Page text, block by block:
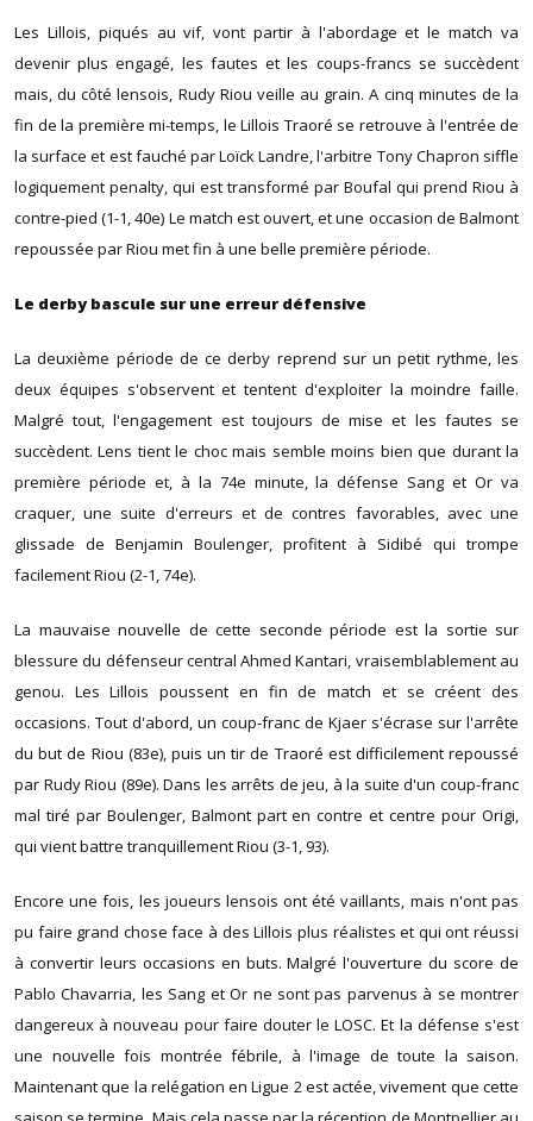
Les Lillois, piqués au vif, vont partir à l'abordage et le match va
devenir plus engagé, les fautes et les coups-francs se succèdent
mais, du côté lensois, Rudy Riou veille au grain. A cinq minutes de la
fin de la première mi-temps, le Lillois Traoré se retrouve à l'entrée de
la surface et est fauché par Loïck Landre, l'arbitre Tony Chapron siffle
logiquement penalty, qui est transformé par Boufal qui prend Riou à
contre-pied (1-1, 40e) Le match est ouvert, et une occasion de Balmont
repoussée par Riou met fin à une belle première période.
Le derby bascule sur une erreur défensive
La deuxième période de ce derby reprend sur un petit rythme, les
deux équipes s'observent et tentent d'exploiter la moindre faille.
Malgré tout, l'engagement est toujours de mise et les fautes se
succèdent. Lens tient le choc mais semble moins bien que durant la
première période et, à la 74e minute, la défense Sang et Or va
craquer, une suite d'erreurs et de contres favorables, avec une
glissade de Benjamin Boulenger, profitent à Sidibé qui trompe
facilement Riou (2-1, 74e).
La mauvaise nouvelle de cette seconde période est la sortie sur
blessure du défenseur central Ahmed Kantari, vraisemblablement au
genou. Les Lillois poussent en fin de match et se créent des
occasions. Tout d'abord, un coup-franc de Kjaer s'écrase sur l'arrête
du but de Riou (83e), puis un tir de Traoré est difficilement repoussé
par Rudy Riou (89e). Dans les arrêts de jeu, à la suite d'un coup-franc
mal tiré par Boulenger, Balmont part en contre et centre pour Origi,
qui vient battre tranquillement Riou (3-1, 93).
Encore une fois, les joueurs lensois ont été vaillants, mais n'ont pas
pu faire grand chose face à des Lillois plus réalistes et qui ont réussi
à convertir leurs occasions en buts. Malgré l'ouverture du score de
Pablo Chavarria, les Sang et Or ne sont pas parvenus à se montrer
dangereux à nouveau pour faire douter le LOSC. Et la défense s'est
une nouvelle fois montrée fébrile, à l'image de toute la saison.
Maintenant que la relégation en Ligue 2 est actée, vivement que cette